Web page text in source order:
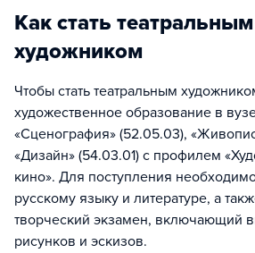
Как стать театральным
художником
Чтобы стать театральным
художественное образование в
«Сценография» (52.05.03),
«Дизайн» (54.03.01) с профилем
кино». Для поступления
русскому языку и литературе, а
творческий экзамен, включающий
рисунков и эскизов.